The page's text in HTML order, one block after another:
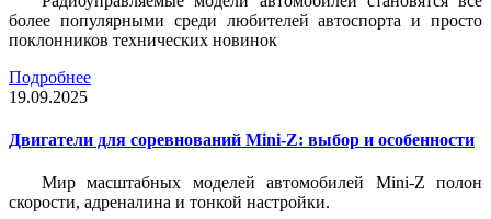
более популярными среди любителей автоспорта и просто
поклонников технических новинок
Подробнее
19.09.2025
Двигатели для соревнований Mini-Z: выбор и особенности
Мир масштабных моделей автомобилей Mini-Z полон
скорости, адреналина и тонкой настройки.